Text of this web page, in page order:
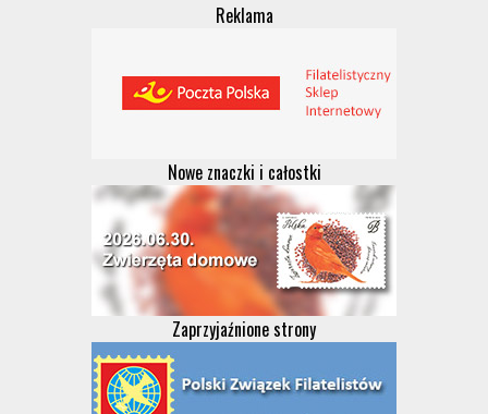
Reklama
Nowe znaczki i całostki
Zaprzyjaźnione strony